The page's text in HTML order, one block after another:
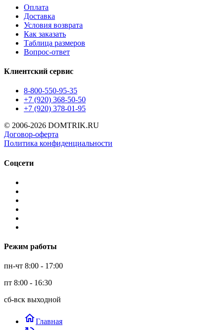
Оплата
Доставка
Условия возврата
Как заказать
Таблица размеров
Вопрос-ответ
Клиентский сервис
8-800-550-95-35
+7 (920) 368-50-50
+7 (920) 378-01-95
© 2006-2026 DOMTRIK.RU
Договор-оферта
Политика конфиденциальности
Соцсети
Режим работы
пн-чт 8:00 - 17:00
пт 8:00 - 16:30
сб-вск выходной
homeГлавная